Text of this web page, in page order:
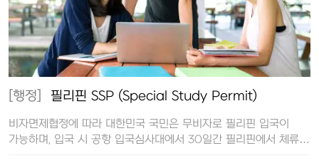
[행정] 필리핀 SSP (Special Study Permit)
비자면제협정에 따라 대한민국 국민은 무비자로 필리핀 입국이
가능하며, 입국 시 공항 입국심사대에서 30일간 필리핀에서 체류할